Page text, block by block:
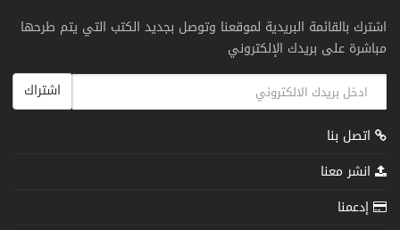
اشترك بالقائمة البريدية لموقعنا وتوصل بجديد الكتب التي يتم طرحها
مباشرة على بريدك الإلكتروني
اشتراك
اتصل بنا
انشر معنا
إدعمنا